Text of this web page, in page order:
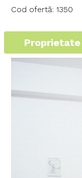
Cod ofertă: 1350